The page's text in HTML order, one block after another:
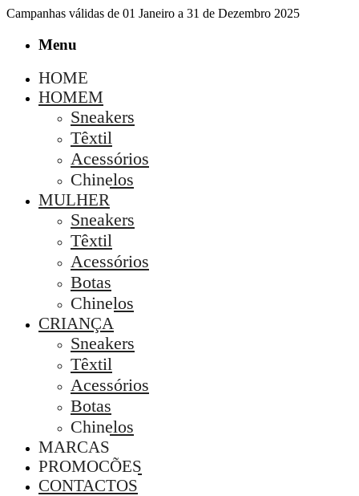
Campanhas válidas de 01 Janeiro a 31 de Dezembro 2025
Menu
HOME
HOMEM
Sneakers
Têxtil
Acessórios
Chinelos
MULHER
Sneakers
Têxtil
Acessórios
Botas
Chinelos
CRIANÇA
Sneakers
Têxtil
Acessórios
Botas
Chinelos
MARCAS
PROMOÇÕES
CONTACTOS